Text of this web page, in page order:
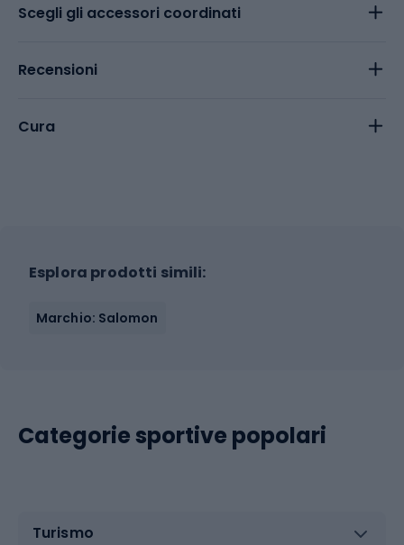
Scegli gli accessori coordinati
Recensioni
Cura
Esplora prodotti simili:
Marchio: Salomon
Categorie sportive popolari
Turismo